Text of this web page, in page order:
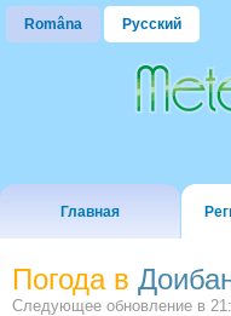
Româna Русский
Главная
Погода в
Следующее обновление в